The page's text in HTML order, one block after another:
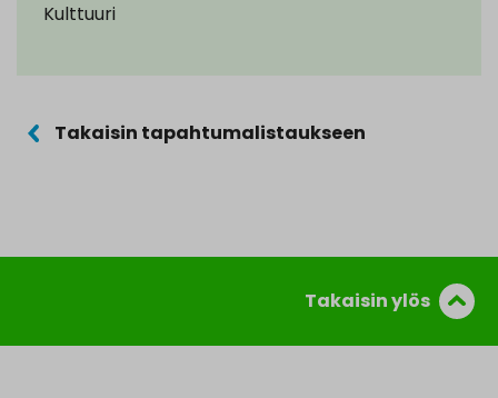
Kulttuuri
Takaisin tapahtumalistaukseen
Takaisin ylös